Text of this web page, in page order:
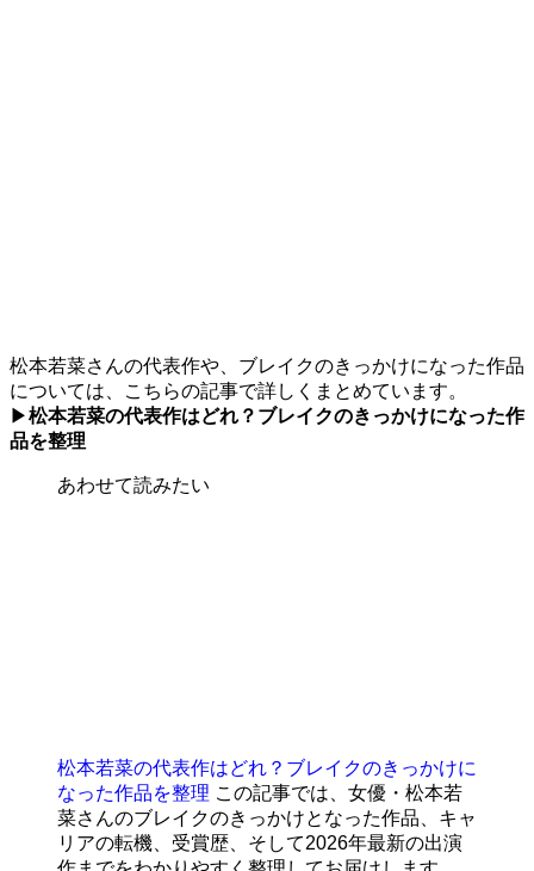
松本若菜さんの代表作や、ブレイクのきっかけになった作品
については、こちらの記事で詳しくまとめています。
▶松本若菜の代表作はどれ？ブレイクのきっかけになった作
品を整理
あわせて読みたい
松本若菜の代表作はどれ？ブレイクのきっかけに
なった作品を整理 この記事では、女優・松本若
菜さんのブレイクのきっかけとなった作品、キャ
リアの転機、受賞歴、そして2026年最新の出演